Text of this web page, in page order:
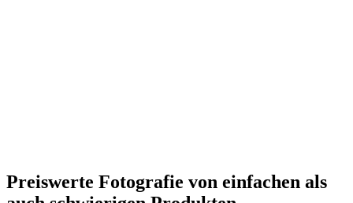
Preiswerte Fotografie von einfachen als